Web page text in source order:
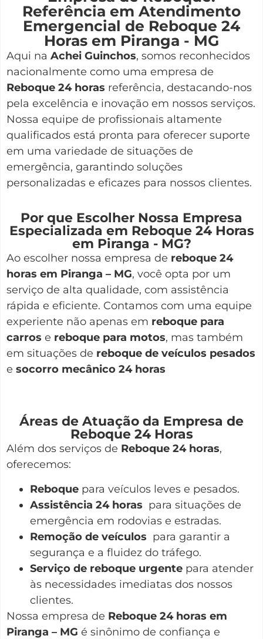
Referência em Atendimento
Emergencial de Reboque 24
Horas em Piranga - MG
Aqui na Achei Guinchos, somos reconhecidos
nacionalmente como uma empresa de
Reboque 24 horas referência, destacando-nos
pela excelência e inovação em nossos serviços.
Nossa equipe de profissionais altamente
qualificados está pronta para oferecer suporte
em uma variedade de situações de
emergência, garantindo soluções
personalizadas e eficazes para nossos clientes.
Por que Escolher Nossa Empresa
Especializada em Reboque 24 Horas
em Piranga - MG?
Ao escolher nossa empresa de reboque 24
horas em Piranga – MG, você opta por um
serviço de alta qualidade, com assistência
rápida e eficiente. Contamos com uma equipe
experiente não apenas em reboque para
carros e reboque para motos, mas também
em situações de reboque de veículos pesados
e socorro mecânico 24 horas
Áreas de Atuação da Empresa de
Reboque 24 Horas
Além dos serviços de Reboque 24 horas,
oferecemos:
Reboque para veículos leves e pesados.
Assistência 24 horas para situações de
emergência em rodovias e estradas.
Remoção de veículos para garantir a
segurança e a fluidez do tráfego.
Serviço de reboque urgente para atender
às necessidades imediatas dos nossos
clientes.
Nossa empresa de Reboque 24 horas em
Piranga – MG é sinônimo de confiança e